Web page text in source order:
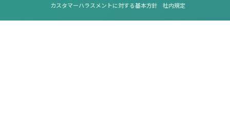
カスタマーハラスメントに対する基本方針
社内規定